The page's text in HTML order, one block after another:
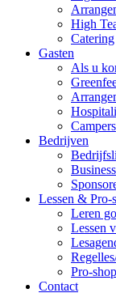
High
Catering
Gasten
Als u
Campers
Bedrijven
Lessen & Pro-
Leren
Lessen
Pro-shop
Contact